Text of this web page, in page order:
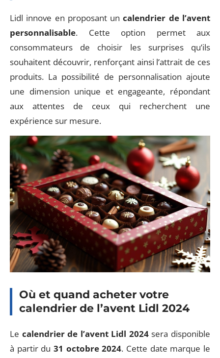
Lidl innove en proposant uncalendrier de l’avent
personnalisable. Cette option permet aux
consommateurs de choisir les surprises qu’ils
souhaitent découvrir, renforçant ainsi l’attrait de ces
produits. La possibilité de personnalisation ajoute
une dimension unique et engageante, répondant
aux attentes de ceux qui recherchent une
expérience sur mesure.
Où et quand acheter votre
calendrier de l’avent Lidl 2024
Le calendrier de l’avent Lidl 2024sera disponible
à partir du 31 octobre 2024. Cette date marque le